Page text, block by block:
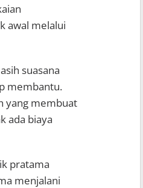
awal melalui
suasana
membantu.
yang membuat
ada biaya
pratama
menjalani